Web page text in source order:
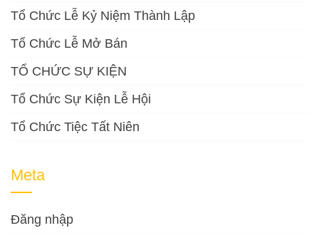
Tổ Chức Lễ Kỷ Niệm Thành Lập
Tổ Chức Lễ Mở Bán
TỔ CHỨC SỰ KIỆN
Tổ Chức Sự Kiện Lễ Hội
Tổ Chức Tiệc Tất Niên
Meta
Đăng nhập